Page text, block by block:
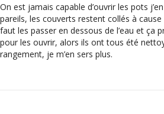
On est jamais capable d’ouvrir les pots
pareils, les couverts restent collés à
faut les passer en dessous de l’eau et ça
pour les ouvrir, alors ils ont tous été
rangement, je m’en sers plus.